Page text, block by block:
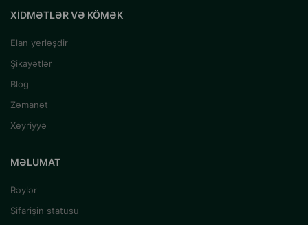
XIDMƏTLƏR VƏ KÖMƏK
Elan yerləşdir
Şikayətlər
Blog
Zəmanət
Xeyriyyə
MƏLUMAT
Rəylər
Sifarişin statusu